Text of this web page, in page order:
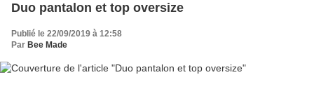
Duo pantalon et top oversize
Publié le 22/09/2019 à 12:58
Par Bee Made